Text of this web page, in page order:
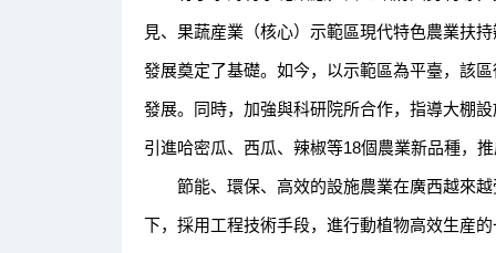
見、果蔬産業（核心）示範區現代特色農業扶
發展奠定了基礎。如今，以示範區為平臺，該
發展。同時，加強與科研院所合作，指導大棚
引進哈密瓜、西瓜、辣椒等18個農業新品種，
節能、環保、高效的設施農業在廣西越來越
下，採用工程技術手段，進行動植物高效生産